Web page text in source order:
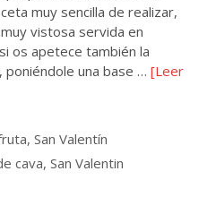
muy sencilla de realizar,
vistosa servida en
os apetece también la
una base … [Leer
, San Valentín
cava, San Valentin